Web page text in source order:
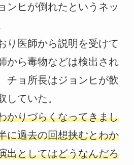
ンヒが倒れたというネッ
り医師から説明を受けて
から毒物などは検出され
チョ所長はジョンヒが飲
していた。
かりづらくなってきまし
に過去の回想挟むとわか
出としてはどうなんだろ